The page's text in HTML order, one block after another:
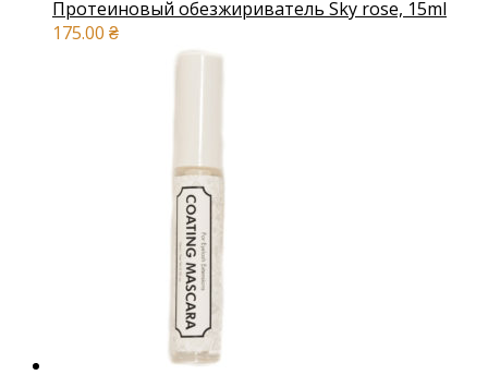
Протеиновый обезжириватель Sky rose, 15ml
175.00 ₴